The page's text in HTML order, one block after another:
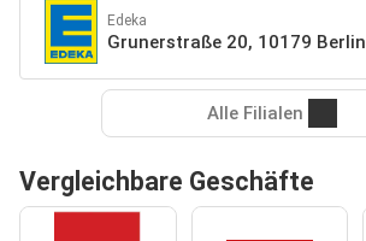
Edeka
Grunerstraße 20, 10179 Berlin
Alle Filialen
Vergleichbare Geschäfte